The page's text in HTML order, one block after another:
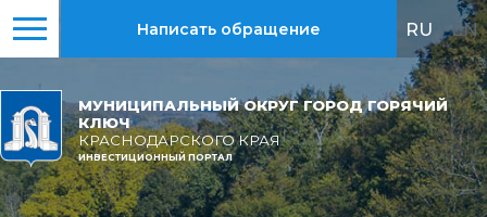
МУНИЦИПАЛЬНЫЙ ОКРУГ ГОРОД ГОРЯЧИЙ
КЛЮЧ
КРАСНОДАРСКОГО КРАЯ
ИНВЕСТИЦИОННЫЙ ПОРТАЛ
Написать обращение RU | EN